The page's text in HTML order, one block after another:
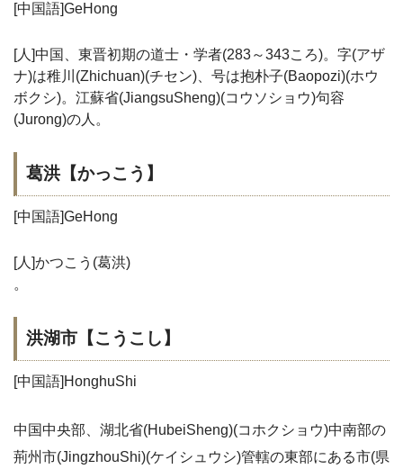
[中国語]GeHong
[人]中国、東晋初期の道士・学者(283～343ころ)。字(アザ
ナ)は稚川(Zhichuan)(チセン)、号は抱朴子(Baopozi)(ホウ
ボクシ)。江蘇省(JiangsuSheng)(コウソショウ)句容
(Jurong)の人。
葛洪【かっこう】
[中国語]GeHong
[人]かつこう(葛洪)
。
洪湖市【こうこし】
[中国語]HonghuShi
中国中央部、湖北省(HubeiSheng)(コホクショウ)中南部の
荊州市(JingzhouShi)(ケイシュウシ)管轄の東部にある市(県